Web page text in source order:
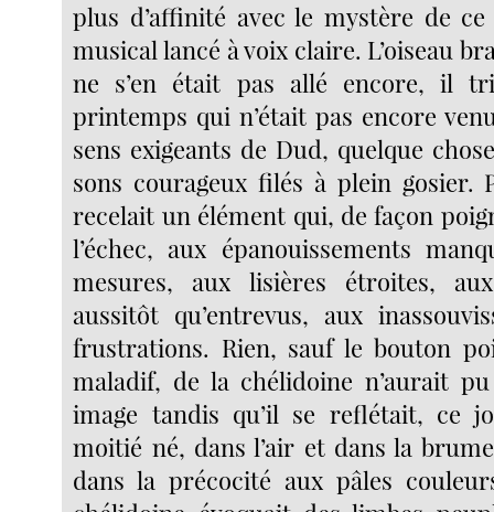
plus d’affinité avec le mystère de
musical lancé à voix claire. L’oiseau
ne s’en était pas allé encore, il
printemps qui n’était pas encore
sens exigeants de Dud, quelque
sons courageux filés à plein gosier.
recelait un élément qui, de façon
l’échec, aux épanouissements
mesures, aux lisières étroites,
aussitôt qu’entrevus, aux
frustrations. Rien, sauf le bouton
maladif, de la chélidoine n’aurait
image tandis qu’il se reflétait, ce
moitié né, dans l’air et dans la
dans la précocité aux pâles